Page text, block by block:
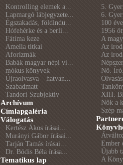
Kontrolling elemek a...
Lapmargó lábjegyzete...
Égszakadás, földindu...
Hófehérke és a berli...
Fátima keze
Amelia titkai
Aforizmák
Babák magyar népi vi...
mókus könyvek
Újraolvasva – hatvan...
Szabadmatt
Tandori Szubjektív
Archívum
Címlapgaléria
Válogatás
Kertész Ákos írásai...
Murányi Gábor írásai...
Tarján Tamás írásai...
Dr. Bódis Béla írása...
Tematikus lap
5.
6.
100
1956
A
Az
Az
Nő.
XIII.
Nők a
Szép
Ember
Újabb
A